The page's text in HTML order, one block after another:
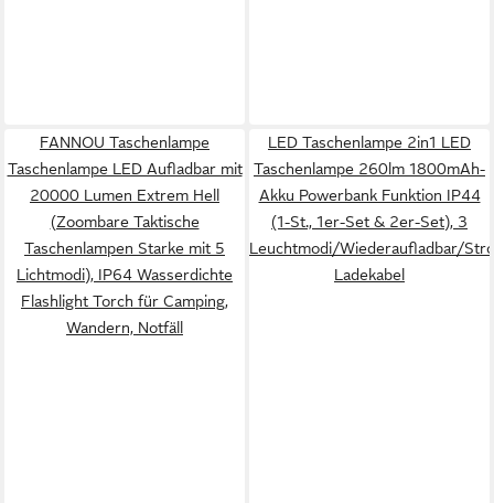
FANNOU Taschenlampe
Taschenlampe LED Aufladbar mit
20000 Lumen Extrem Hell
(Zoombare Taktische
Taschenlampen Starke mit 5
Lichtmodi), IP64 Wasserdichte
Flashlight Torch für Camping,
Wandern, Notfäll
LED Taschenlampe 2in1 LED
Taschenlampe 260lm 1800mAh-
Akku Powerbank Funktion IP44
(1-St., 1er-Set & 2er-Set), 3
Leuchtmodi/Wiederaufladbar/
Ladekabel